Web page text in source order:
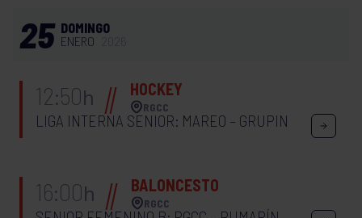
25 DOMINGO
ENERO
12:50h HOCKEY
RGCC
LIGA INTERNA SENIOR: MAREO – GRUPIN
16:00h BALONCESTO
RGCC